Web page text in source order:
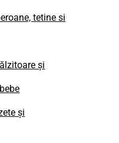
tetine si
și
și